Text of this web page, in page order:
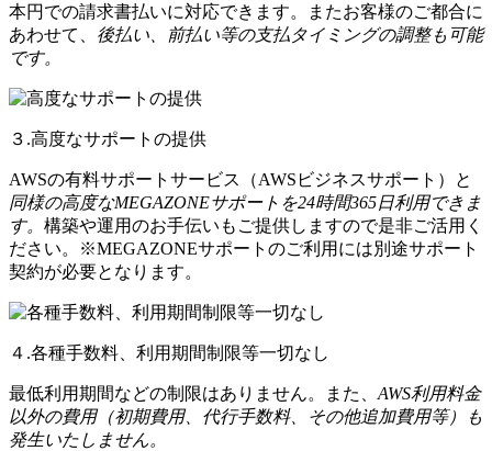
本円での請求書払いに対応できます。またお客様のご都合に
あわせて、 後払い、前払い等の支払タイミングの調整も可能
です。
３.高度なサポートの提供
AWSの有料サポートサービス（AWSビジネスサポート）と
同様の高度なMEGAZONEサポートを24時間365日利用できま
す。 構築や運用のお手伝いもご提供しますので是非ご活用く
ださい。※MEGAZONEサポートのご利用には別途サポート
契約が必要となります。
４.各種手数料、利用期間制限等一切なし
最低利用期間などの制限はありません。また、 AWS利用料金
以外の費用（初期費用、代行手数料、その他追加費用等）も
発生いたしません。